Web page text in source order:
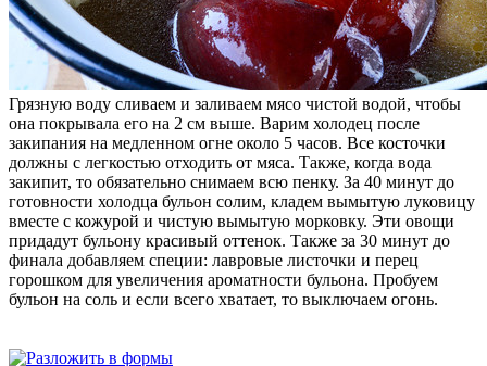
Грязную воду сливаем и заливаем мясо чистой водой, чтобы
она покрывала его на 2 см выше. Варим холодец после
закипания на медленном огне около 5 часов. Все косточки
должны с легкостью отходить от мяса. Также, когда вода
закипит, то обязательно снимаем всю пенку. За 40 минут до
готовности холодца бульон солим, кладем вымытую луковицу
вместе с кожурой и чистую вымытую морковку. Эти овощи
придадут бульону красивый оттенок. Также за 30 минут до
финала добавляем специи: лавровые листочки и перец
горошком для увеличения ароматности бульона. Пробуем
бульон на соль и если всего хватает, то выключаем огонь.